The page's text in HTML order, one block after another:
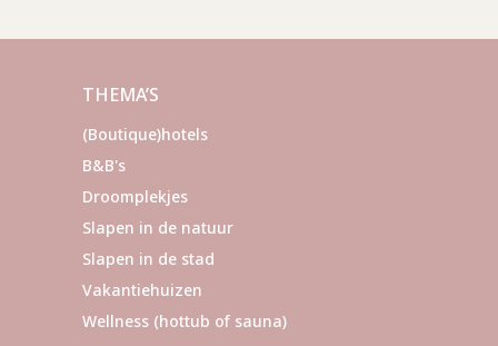
THEMA’S
(Boutique)hotels
B&B's
Droomplekjes
Slapen in de natuur
Slapen in de stad
Vakantiehuizen
Wellness (hottub of sauna)